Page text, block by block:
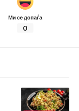
Ми се допаѓа
0